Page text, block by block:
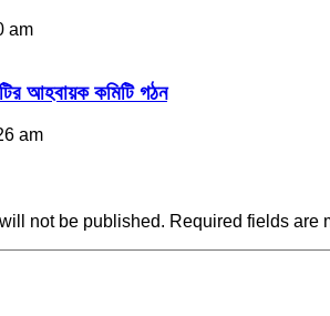
am
আহবায়ক কমিটি গঠন
am
not be published. Required fields are